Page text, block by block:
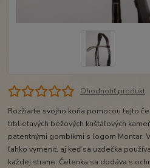
Ohodnotiť produkt
Rozžiarte svojho koňa pomocou tejto
trblietavých béžových krištáľových
patentnými gombíkmi s logom Montar.
ľahko vymeniť, aj keď sa uzdečka
každej strane. Čelenka sa dodáva s